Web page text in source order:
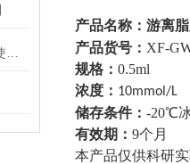
产品名称： 游离
产品货号： XF-
规格： 0.5ml
浓度： 10mmol/L
储存条件： -20℃
有效期： 9个月
本产品仅供科研